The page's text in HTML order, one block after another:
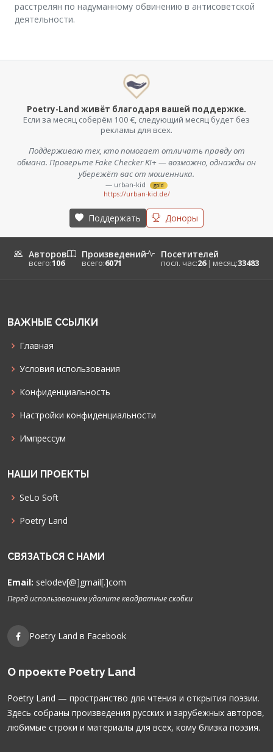
расстрелян по надуманному обвинению в антисоветской
деятельности.
Poetry-Land живёт благодаря вашей поддержке.
Если за месяц соберём 100 €, следующий месяц будет без
рекламы для всех.
Поддерживаю тех, кто помогает отличать правду от
обмана. Проверьте Fake Checker KI+ — возможно, однажды он
убережёт вас от мошенника.
— urban-kid gold
https://urban-kid.de/
Поддержать Доноры
Авторов
всего:106
Произведений
всего:6071
Посетителей
посл. час:26 | месяц:33483
ВАЖНЫЕ ССЫЛКИ
Главная
Условия использования
Конфиденциальность
Настройки конфиденциальности
Импрессум
НАШИ ПРОЕКТЫ
SeLo Soft
Poetry Land
СВЯЗАТЬСЯ С НАМИ
Email: selodev[@]gmail[.]com
Перед использованием удалите квадратные скобки
Poetry Land в Facebook
О проекте Poetry Land
Poetry Land — пространство для чтения и открытия поэзии.
Здесь собраны произведения русских и зарубежных авторов,
любимые строки и материалы для всех, кому близка поэзия.